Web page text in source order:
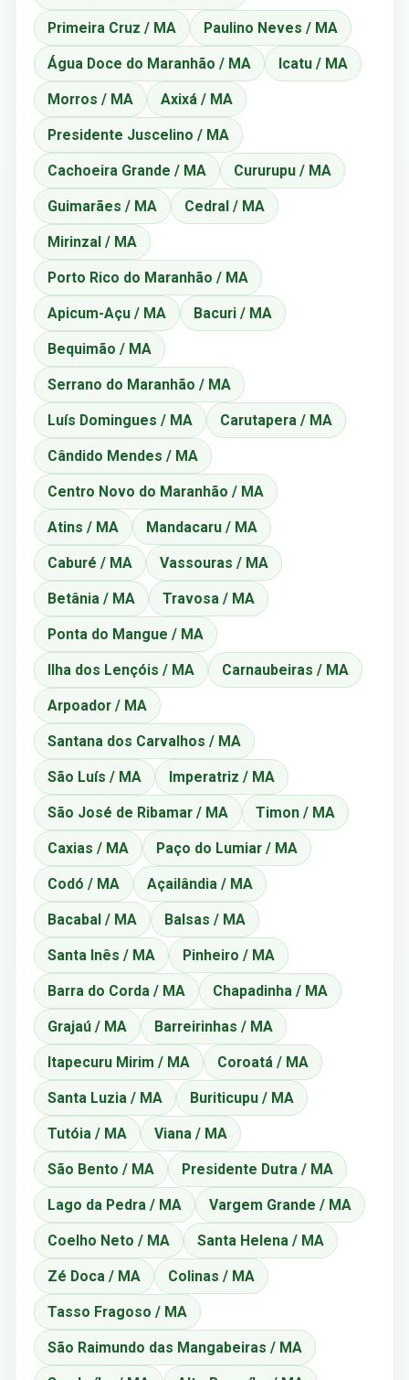
Primeira Cruz / MA Paulino Neves / MA
Água Doce do Maranhão / MA Icatu / MA
Morros / MA Axixá / MA
Presidente Juscelino / MA
Cachoeira Grande / MA Cururupu / MA
Guimarães / MA Cedral / MA
Mirinzal / MA
Porto Rico do Maranhão / MA
Apicum-Açu / MA Bacuri / MA
Bequimão / MA
Serrano do Maranhão / MA
Luís Domingues / MA Carutapera / MA
Cândido Mendes / MA
Centro Novo do Maranhão / MA
Atins / MA Mandacaru / MA
Caburé / MA Vassouras / MA
Betânia / MA Travosa / MA
Ponta do Mangue / MA
Ilha dos Lençóis / MA Carnaubeiras / MA
Arpoador / MA
Santana dos Carvalhos / MA
São Luís / MA Imperatriz / MA
São José de Ribamar / MA Timon / MA
Caxias / MA Paço do Lumiar / MA
Codó / MA Açailândia / MA
Bacabal / MA Balsas / MA
Santa Inês / MA Pinheiro / MA
Barra do Corda / MA Chapadinha / MA
Grajaú / MA Barreirinhas / MA
Itapecuru Mirim / MA Coroatá / MA
Santa Luzia / MA Buriticupu / MA
Tutóia / MA Viana / MA
São Bento / MA Presidente Dutra / MA
Lago da Pedra / MA Vargem Grande / MA
Coelho Neto / MA Santa Helena / MA
Zé Doca / MA Colinas / MA
Tasso Fragoso / MA
São Raimundo das Mangabeiras / MA